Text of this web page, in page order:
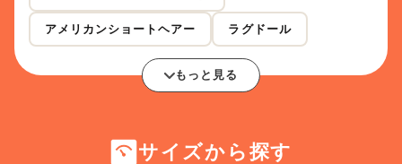
アメリカンショートヘアー ラグドール
もっと見る
サイズから探す